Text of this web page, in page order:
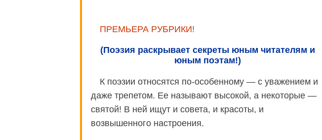
ПРЕМЬЕРА РУБРИКИ!
(Поэзия раскрывает секреты юным читателям и
юным поэтам!)
К поэзии относятся по-особенному — с уважением и
даже трепетом. Ее называют высокой, а некоторые —
святой! В ней ищут и совета, и красоты, и
возвышенного настроения.